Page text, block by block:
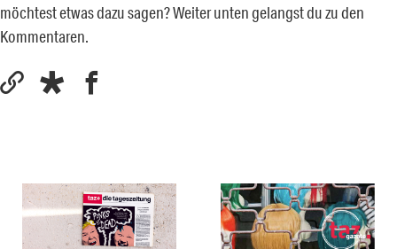
möchtest etwas dazu sagen? Weiter unten gelangst du zu den
Kommentaren.